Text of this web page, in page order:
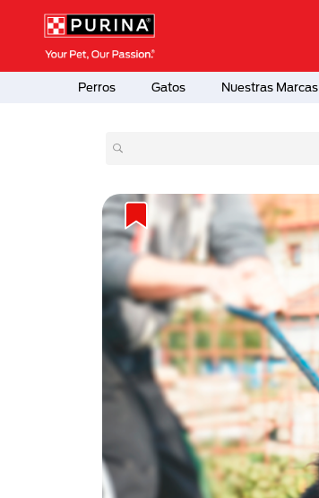
Pasar al contenido principal
Menú Secundario Purina
Menú Principal Purina
Perros Gatos Nuestras Marcas